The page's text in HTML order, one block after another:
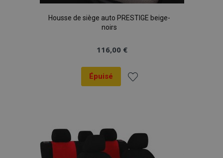
Housse de siège auto PRESTIGE beige-
noirs
116,00 €
Épuisé
liste
d'achats